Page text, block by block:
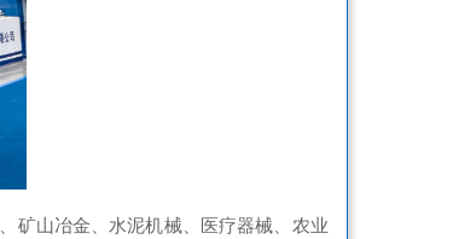
矿山冶金、水泥机械、医疗器械、农业